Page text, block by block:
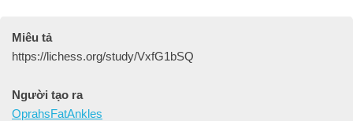
Miêu tả
https://lichess.org/study/VxfG1bSQ
Người tạo ra
OprahsFatAnkles